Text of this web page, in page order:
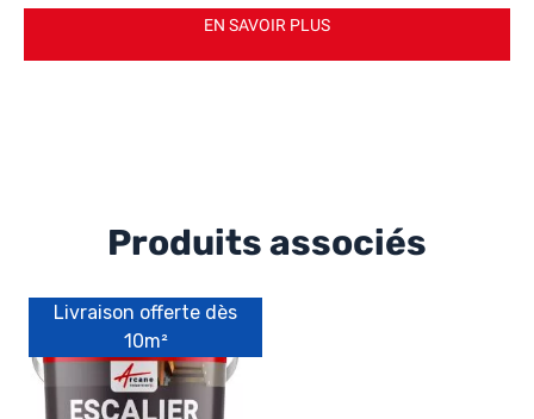
EN SAVOIR PLUS
Produits associés
Livraison offerte dès
10m²